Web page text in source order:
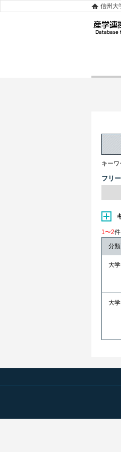
信州大
キーワ
フリ
1〜2
分類
大学
大学